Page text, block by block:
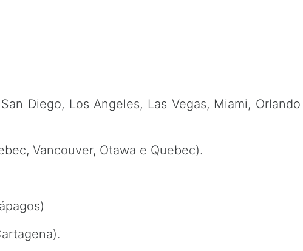
Diego, Los Angeles, Las Vegas, Miami, Orlando
Vancouver, Otawa e Quebec).